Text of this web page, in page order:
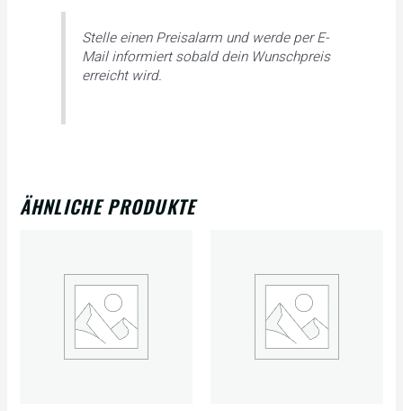
Stelle einen Preisalarm und werde per E-
Mail informiert sobald dein Wunschpreis
erreicht wird.
ÄHNLICHE PRODUKTE